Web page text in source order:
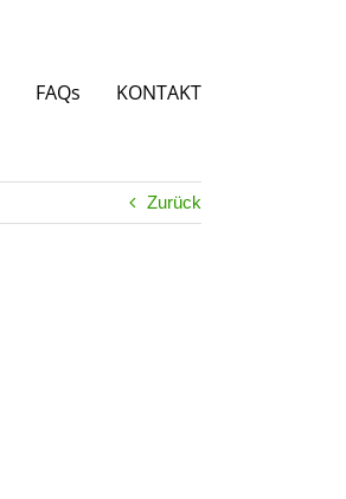
FAQs KONTAKT
Zurück